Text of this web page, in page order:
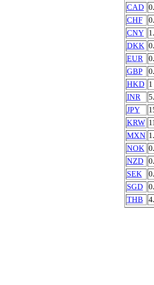
CAD
CHF
CNY
DKK
EUR
GBP
HKD 1
INR
JPY
KRW
MXN
NOK
NZD
SEK
SGD
THB